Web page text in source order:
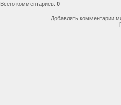
Всего комментариев: 0
Добавлять комментарии